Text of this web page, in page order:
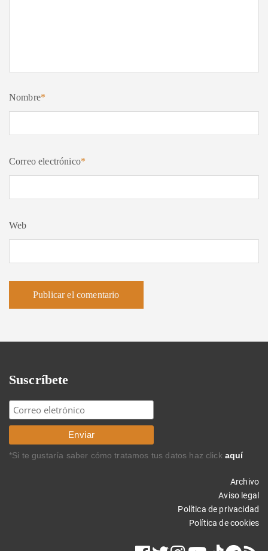
Nombre*
Correo electrónico*
Web
Suscríbete
*Si te gustaría saber cómo tratamos tus datos haz click aquí
Archivo
Aviso legal
Política de privacidad
Política de cookies